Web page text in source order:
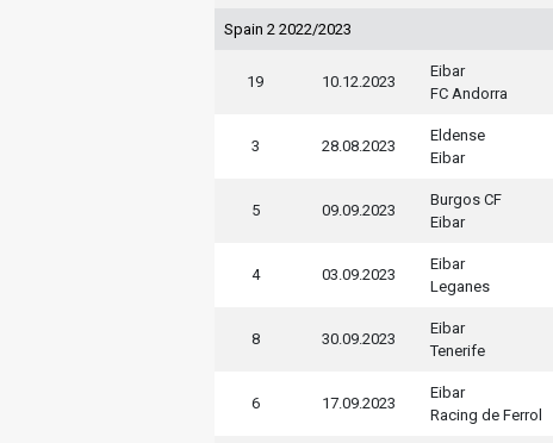
Spain 2 2022/2023
19 10.12.2023
Eibar
FC Andorra
3 28.08.2023
Eldense
Eibar
5 09.09.2023
Burgos CF
Eibar
4 03.09.2023
Eibar
Leganes
8 30.09.2023
Eibar
Tenerife
6 17.09.2023
Eibar
Racing de Ferrol